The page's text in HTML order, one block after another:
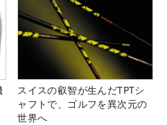
スイスの叡智が生んだTPTシ
ャフトで、ゴルフを異次元の
世界へ